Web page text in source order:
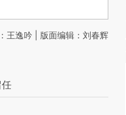
王逸吟 | 版面编辑：刘春辉